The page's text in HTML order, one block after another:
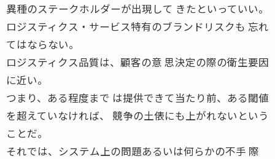
異種のステークホルダーが出現して きたといっていい。
ロジスティクス・サービス特有のブランドリスクも 忘れ
てはならない。
ロジスティクス品質は、顧客の意 思決定の際の衛生要因
に近い。
つまり、ある程度まで は提供できて当たり前、ある閾値
を超えていなければ、 競争の土俵にも上がれないという
ことだ。
それでは、システム上の問題あるいは何らかの不手 際